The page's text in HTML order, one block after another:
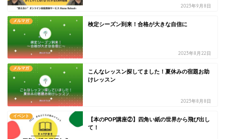
2023年9月8日
メルマガ
検定シーズン到来！合格が大きな自信に
2023年8月22日
メルマガ
こんなレッスン探してました！夏休みの宿題お助
けレッスン
2023年8月8日
イベント
【本のPOP講座②】四角い紙の世界から飛び出し
て！